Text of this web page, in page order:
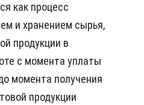
как процесс
и хранением сырья,
продукции в
с момента уплаты
момента получения
продукции